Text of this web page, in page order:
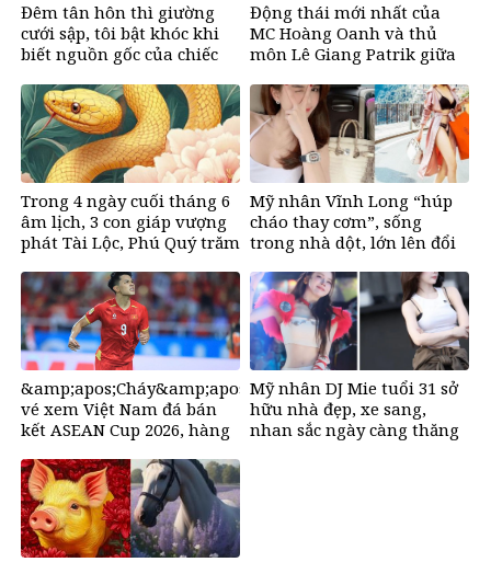
Đêm tân hôn thì giường
cưới sập, tôi bật khóc khi
biết nguồn gốc của chiếc
Động thái mới nhất của
MC Hoàng Oanh và thủ
môn Lê Giang Patrik giữa
Trong 4 ngày cuối tháng 6
âm lịch, 3 con giáp vượng
phát Tài Lộc, Phú Quý trăm
Hoàng, ôm trọn cơ ngơi đồ
sộ
Mỹ nhân Vĩnh Long “húp
cháo thay cơm”, sống
trong nhà dột, lớn lên đổi
50 tỷ đồng
&amp;apos;Cháy&amp;apos;
vé xem Việt Nam đá bán
kết ASEAN Cup 2026, hàng
Mỹ nhân DJ Mie tuổi 31 sở
hữu nhà đẹp, xe sang,
nhan sắc ngày càng thăng